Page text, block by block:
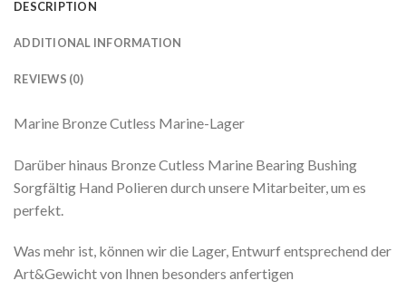
DESCRIPTION
ADDITIONAL INFORMATION
REVIEWS (0)
Marine Bronze Cutless Marine-Lager
Darüber hinaus Bronze Cutless Marine Bearing Bushing
Sorgfältig Hand Polieren durch unsere Mitarbeiter, um es
perfekt.
Was mehr ist, können wir die Lager, Entwurf entsprechend der
Art&Gewicht von Ihnen besonders anfertigen